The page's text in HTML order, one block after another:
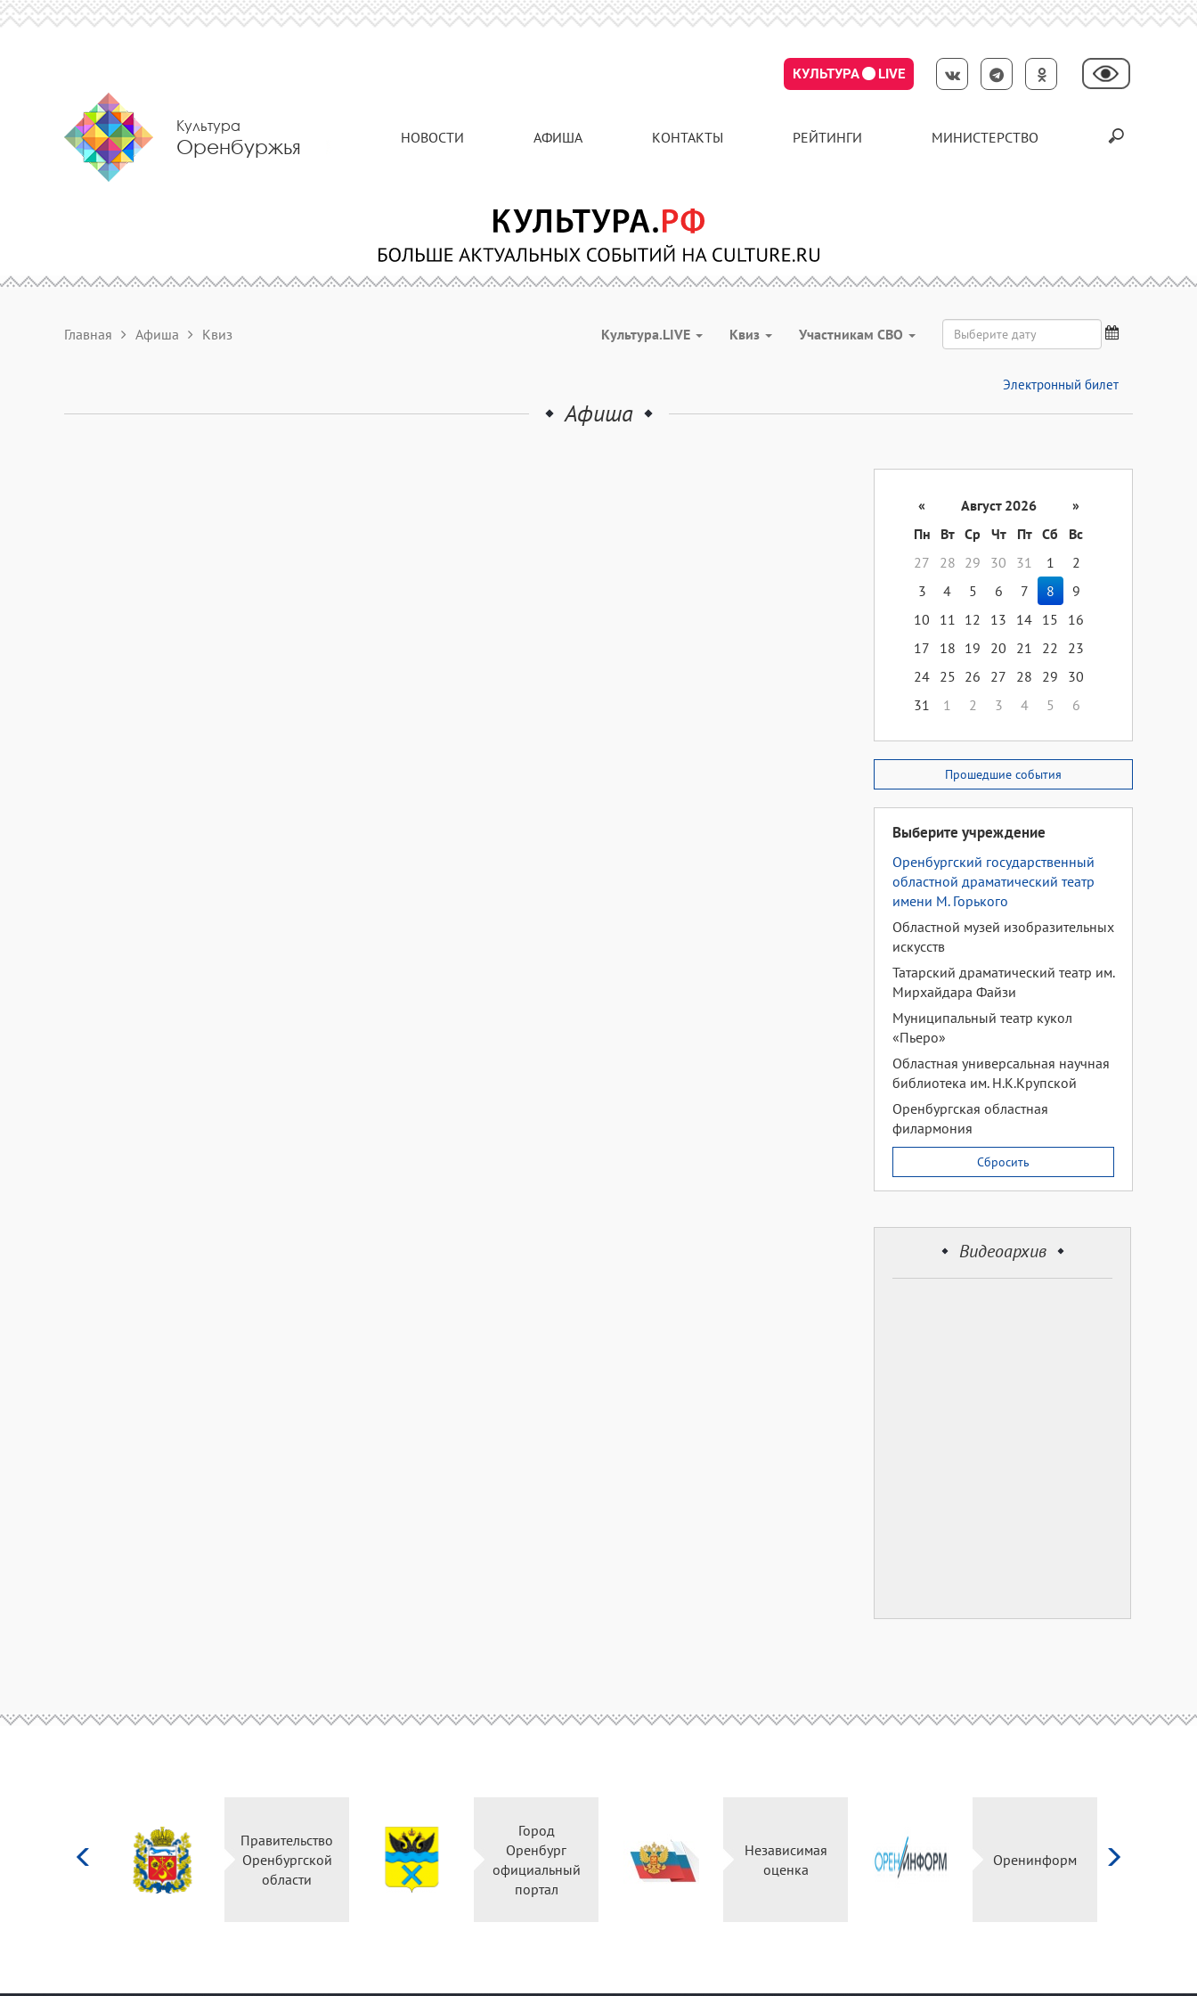
КУЛЬТУРА LIVE
Культура
Оренбуржья НОВОСТИ АФИША КОНТАКТЫ РЕЙТИНГИ МИНИСТЕРСТВО
Главная Афиша Квиз Культура.LIVE Квиз Участникам СВО
Электронный билет
Афиша
« Август 2026
»
Пн
Вт Ср Чт Пт Сб
Вс
27
28 29 30 31 1
2
3
4 5 6 7 8
9
10
11 12 13 14 15
16
17
18 19 20 21 22
23
24 25 26 27 28 29
30
31
1 2 3 4 5 6
Прошедшие события
Выберите учреждение
Оренбургский государственный
областной драматический театр
имени М. Горького
Областной музей изобразительных
искусств
Татарский драматический театр им.
Мирхайдара Файзи
Муниципальный театр кукол
«Пьеро»
Областная универсальная научная
библиотека им. Н.К.Крупской
Оренбургская областная
филармония
Сбросить
Видеоархив
Правительство
Оренбургской
области
Город
Оренбург
официальный
портал
Независимая
оценка
Оренинформ